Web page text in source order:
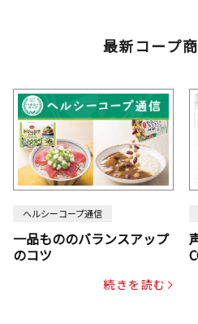
最新コープ
ヘルシーコープ通信
一品もののバランスアップ
のコツ
続きを読む